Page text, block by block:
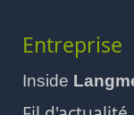
Entreprise
Inside